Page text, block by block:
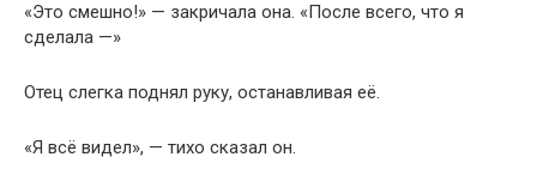
«Это смешно!» — закричала она. «После всего, что я
сделала —»
Отец слегка поднял руку, останавливая её.
«Я всё видел», — тихо сказал он.